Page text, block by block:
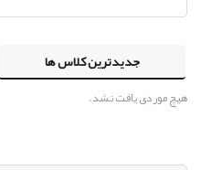
جدیدترین کلاس ها
هیچ موردی یافت نشد.